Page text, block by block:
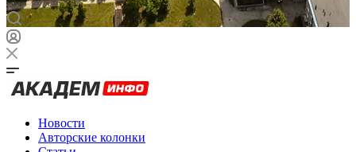
Новости
Авторские колонки